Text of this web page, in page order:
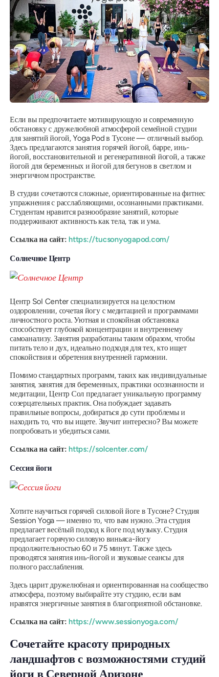
Если вы предпочитаете мотивирующую и современную
обстановку с дружелюбной атмосферой семейной студии
для занятий йогой, Yoga Pod в Тусоне — отличный выбор.
Здесь предлагаются занятия горячей йогой, барре, инь-
йогой, восстановительной и регенеративной йогой, а также
йогой для беременных и йогой для бегунов в светлом и
энергичном пространстве.
В студии сочетаются сложные, ориентированные на фитнес
упражнения с расслабляющими, осознанными практиками.
Студентам нравится разнообразие занятий, которые
поддерживают активность как тела, так и ума.
Ссылка на сайт: https://tucsonyogapod.com/
Солнечное Центр
Центр Sol Center специализируется на целостном
оздоровлении, сочетая йогу с медитацией и программами
личностного роста. Уютная и спокойная обстановка
способствует глубокой концентрации и внутреннему
самоанализу. Занятия разработаны таким образом, чтобы
питать тело и дух, идеально подходя для тех, кто ищет
спокойствия и обретения внутренней гармонии.
Помимо стандартных программ, таких как индивидуальные
занятия, занятия для беременных, практики осознанности и
медитации, Центр Сол предлагает уникальную программу
созерцательных практик. Она побуждает задавать
правильные вопросы, добираться до сути проблемы и
находить то, что вы ищете. Звучит интересно? Вы можете
попробовать и убедиться сами.
Ссылка на сайт: https://solcenter.com/
Сессия йоги
Хотите научиться горячей силовой йоге в Тусоне? Студия
Session Yoga — именно то, что вам нужно. Эта студия
предлагает весёлый подход к йоге под музыку. Студия
предлагает горячую силовую виньяса-йогу
продолжительностью 60 и 75 минут. Также здесь
проводятся занятия инь-йогой и звуковые сеансы для
полного расслабления.
Здесь царит дружелюбная и ориентированная на сообщество
атмосфера, поэтому выбирайте эту студию, если вам
нравятся энергичные занятия в благоприятной обстановке.
Ссылка на сайт: https://www.sessionyoga.com/
Сочетайте красоту природных
ландшафтов с возможностями студий
йоги в Северной Аризоне